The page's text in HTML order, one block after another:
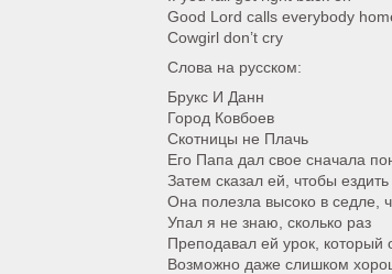
Good Lord calls everybody
Cowgirl don’t cry
Слова на русском:
Брукс И Данн
Город Ковбоев
Скотницы не Плачь
Его Папа дал свое сначала
Затем сказал ей, чтобы ездить
Она полезла высоко в седле,
Упал я не знаю, сколько раз
Преподавал ей урок, который
Возможно даже слишком